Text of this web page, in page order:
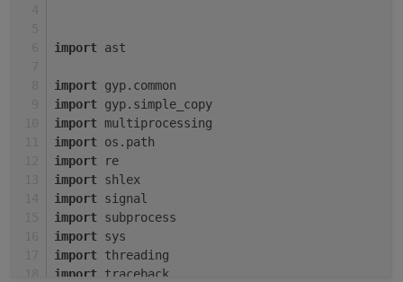
heisst aber noch nicht das er auch funktioniert
es muss auch in den Objekten der
info.driverState passen
import ast
import gyp.common
import gyp.simple_copy
import multiprocessing
import os.path
import re
import shlex
import signal
import subprocess
import sys
import threading
import traceback